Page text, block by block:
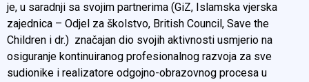
je, u saradnji sa svojim partnerima (GiZ, Islamska vjerska
zajednica – Odjel za školstvo, British Council, Save the
Children i dr.) značajan dio svojih aktivnosti usmjerio na
osiguranje kontinuiranog profesionalnog razvoja za sve
sudionike i realizatore odgojno-obrazovnog procesa u